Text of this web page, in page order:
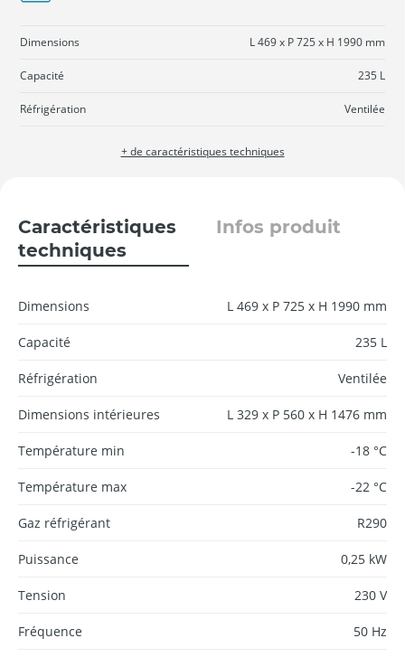
Dimensions L 469 x P 725 x H 1990 mm
Capacité 235 L
Réfrigération Ventilée
+ de caractéristiques techniques
Caractéristiques
techniques
Infos produit
Dimensions L 469 x P 725 x H 1990 mm
Capacité 235 L
Réfrigération Ventilée
Dimensions intérieures L 329 x P 560 x H 1476 mm
Température min -18 °C
Température max -22 °C
Gaz réfrigérant R290
Puissance 0,25 kW
Tension 230 V
Fréquence 50 Hz